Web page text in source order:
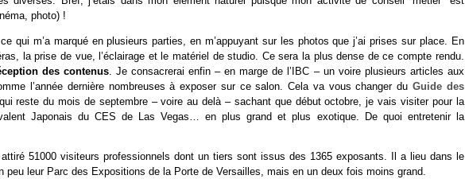
photo) !
qui m’a marqué en plusieurs parties, en m’appuyant sur les photos que j’ai prises sur place. En
la prise de vue, l’éclairage et le matériel de studio. Ce sera la plus dense de ce compte rendu.
des contenus . Je consacrerai enfin – en marge de l’IBC – un voire plusieurs articles aux
l’année dernière nombreuses à exposer sur ce salon. Cela va vous changer du Guide des
reste du mois de septembre – voire au delà – sachant que début octobre, je vais visiter pour la
Japonais du CES de Las Vegas… en plus grand et plus exotique. De quoi entretenir la
51000 visiteurs professionnels dont un tiers sont issus des 1365 exposants. Il a lieu dans le
peu leur Parc des Expositions de la Porte de Versailles, mais en un deux fois moins grand.